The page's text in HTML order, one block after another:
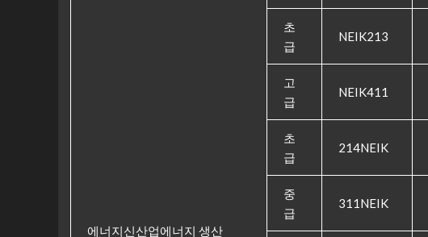
에너지신산업에너지 생산
초
급
NEIK213
고
급
NEIK411
초
급
214NEIK
중
급
311NEIK